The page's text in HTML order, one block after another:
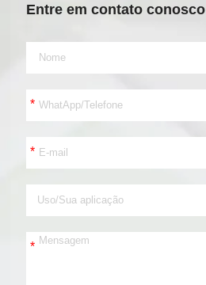
Entre em contato conosco
*
*
*